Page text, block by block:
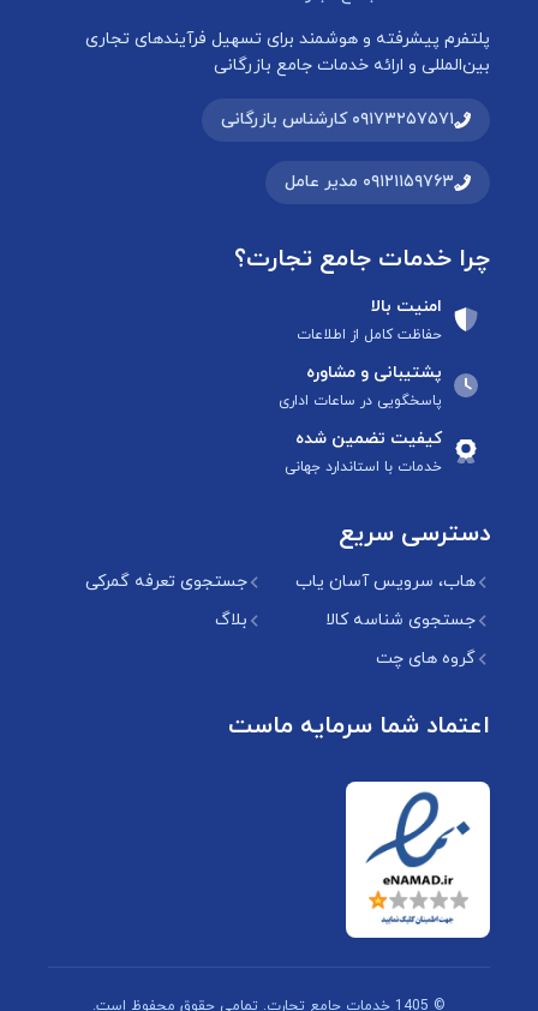
پلتفرم پیشرفته و هوشمند برای تسهیل فرآیندهای تجاری
بین‌المللی و ارائه خدمات جامع بازرگانی
۰۹۱۷۳۲۵۷۵۷۱ کارشناس بازرگانی
۰۹۱۲۱۱۵۹۷۶۳ مدیر عامل
چرا خدمات جامع تجارت؟
امنیت بالا
حفاظت کامل از اطلاعات
پشتیبانی و مشاوره
پاسخگویی در ساعات اداری
کیفیت تضمین شده
خدمات با استاندارد جهانی
دسترسی سریع
هاب، سرویس آسان یاب
جستجوی تعرفه گمرکی
جستجوی شناسه کالا
بلاگ
گروه های چت
اعتماد شما سرمایه ماست
© 1405 خدمات جامع تجارت. تمامی حقوق محفوظ است.